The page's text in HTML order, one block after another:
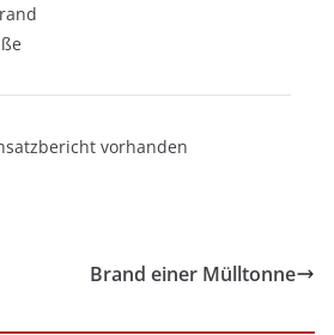
vorhanden
Brand einer Mülltonne